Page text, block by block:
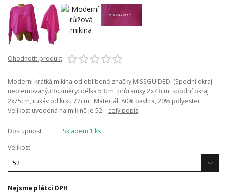
Ohodnotit produkt
Moderní krátká mikina od oblíbené značky MISSGUIDED. (Spodní okraj
neolemovaný.) Rozměry: délka 53cm, průramky 2x73cm, spodní okraj
2x75cm, rukáv od krku 77cm. Materiál: 80% bavlna, 20% polyester.
Velikost uvedená na mikině je 52. celý popis
Dostupnost
Skladem 1 ks
Velikost
Nejsme plátci DPH